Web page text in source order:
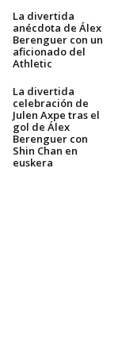
La divertida
anécdota de Álex
Berenguer con un
aficionado del
Athletic
La divertida
celebración de
Julen Axpe tras el
gol de Álex
Berenguer con
Shin Chan en
euskera